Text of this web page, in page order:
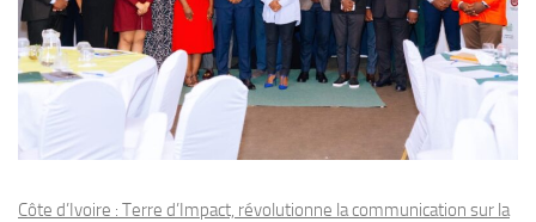
Côte d’Ivoire : Terre d’Impact, révolutionne la communication sur la